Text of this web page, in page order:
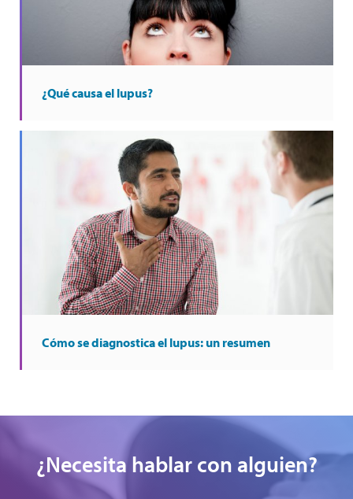
¿Qué causa el lupus?
Cómo se diagnostica el lupus: un resumen
¿Necesita hablar con alguien?